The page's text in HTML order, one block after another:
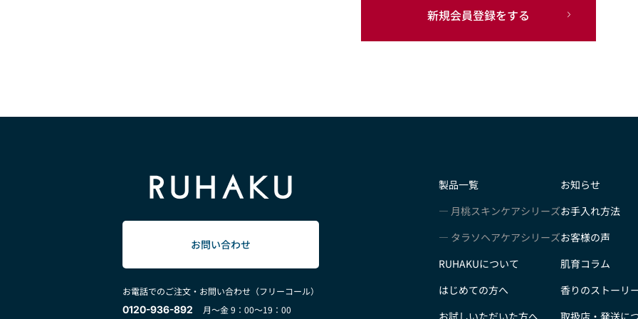
新規会員登録をする
お問い合わせ
お電話でのご注文・お問い合わせ（フリーコール）
0120-936-892
月～金 9：00～19：00
製品一覧
月桃スキンケアシリーズ
タラソヘアケアシリーズ
RUHAKUについて
はじめての方へ
お試しいただいた方へ
お知らせ
お手入れ方法
お客様の声
肌育コラム
香りのストーリ
取扱店・発送に